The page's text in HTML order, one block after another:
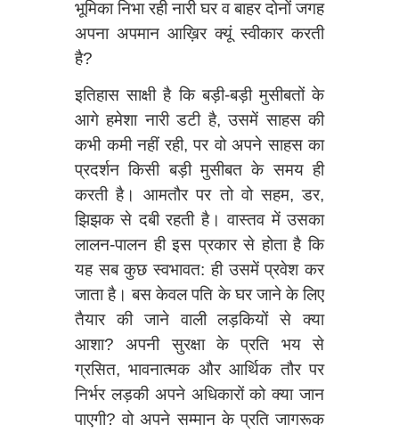
भूमिका निभा रही नारी घर व बाहर दोनों जगह
अपना अपमान आख़िर क्यूं स्वीकार करती
है?
इतिहास साक्षी है कि बड़ी-बड़ी मुसीबतों के
आगे हमेशा नारी डटी है, उसमें साहस की
कभी कमी नहीं रही, पर वो अपने साहस का
प्रदर्शन किसी बड़ी मुसीबत के समय ही
करती है। आमतौर पर तो वो सहम, डर,
झिझक से दबी रहती है। वास्तव में उसका
लालन-पालन ही इस प्रकार से होता है कि
यह सब कुछ स्वभावत: ही उसमें प्रवेश कर
जाता है। बस केवल पति के घर जाने के लिए
तैयार की जाने वाली लड़कियों से क्या
आशा? अपनी सुरक्षा के प्रति भय से
ग्रसित, भावनात्मक और आर्थिक तौर पर
निर्भर लड़की अपने अधिकारों को क्या जान
पाएगी? वो अपने सम्मान के प्रति जागरूक